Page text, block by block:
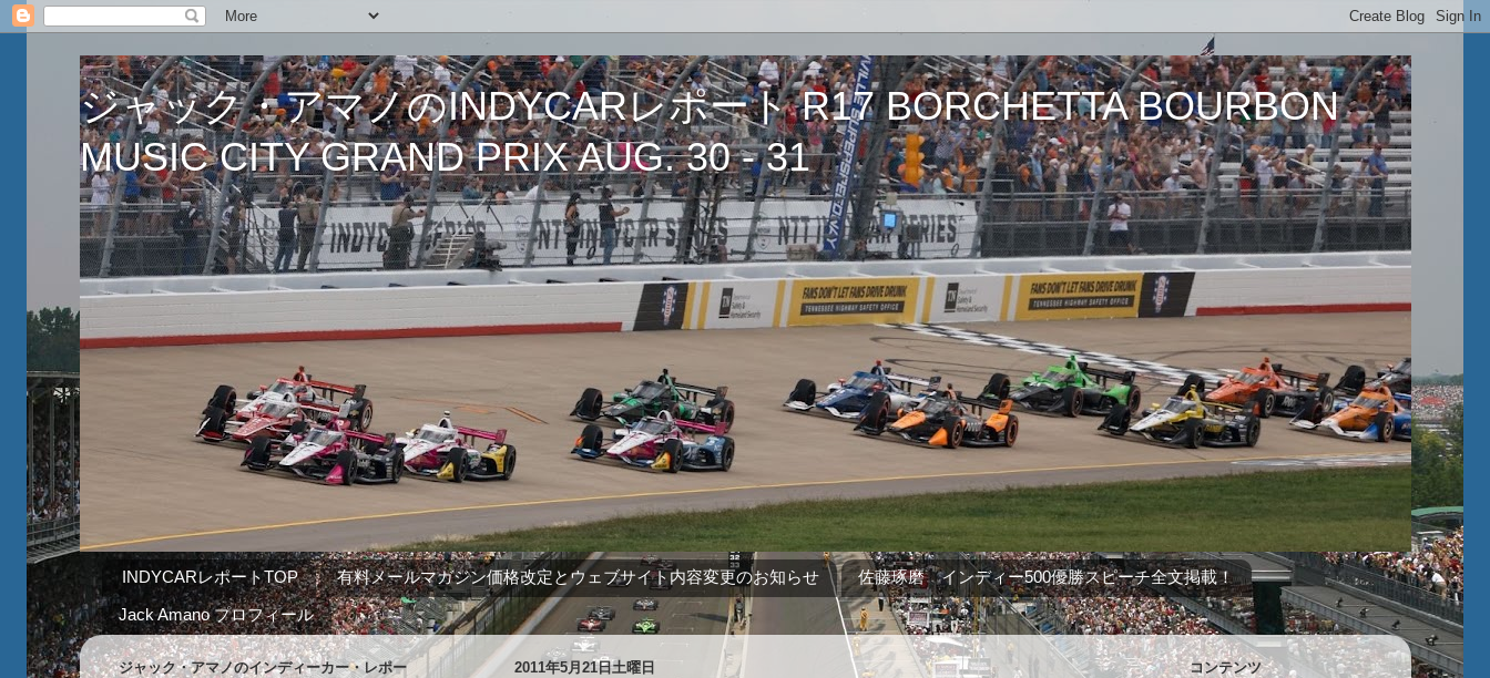
ジャック・アマノのINDYCARレポート R17 BORCHETTA BOURBON
MUSIC CITY GRAND PRIX AUG. 30 - 31
INDYCARレポートTOP 有料メールマガジン価格改定とウェブサイト内容変更のお知らせ
佐藤琢磨 インディー500優勝スピーチ全文掲載！
Jack Amano プロフィール
2011年5月21日土曜日
ジャック・アマノのインディーカー・レポー
コンテンツ